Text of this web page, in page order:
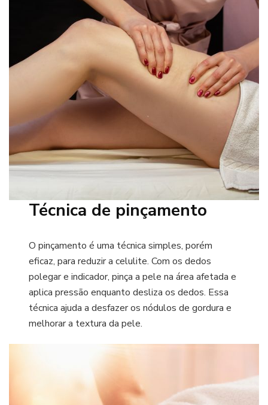
Técnica de pinçamento
O pinçamento é uma técnica simples, porém
eficaz, para reduzir a celulite. Com os dedos
polegar e indicador, pinça a pele na área afetada e
aplica pressão enquanto desliza os dedos. Essa
técnica ajuda a desfazer os nódulos de gordura e
melhorar a textura da pele.